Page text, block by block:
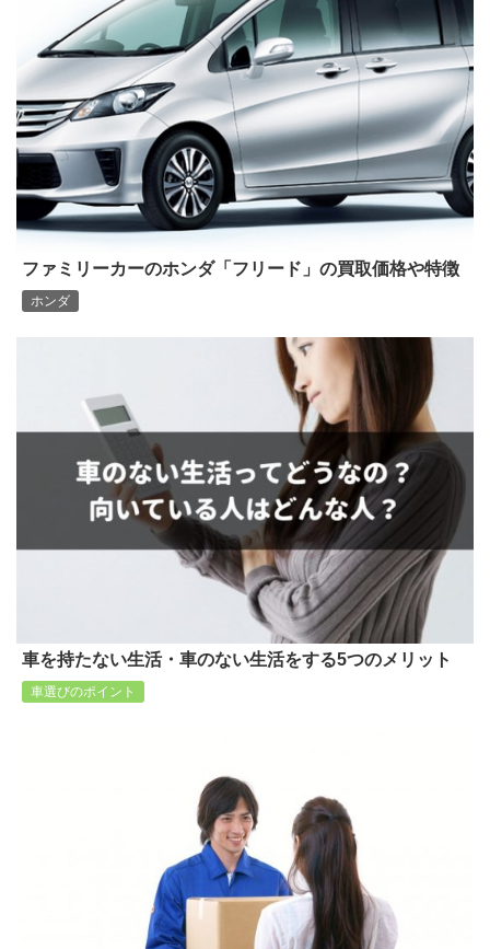
ファミリーカーのホンダ「フリード」の買取価格や特徴
ホンダ
車を持たない生活・車のない生活をする5つのメリット
車選びのポイント